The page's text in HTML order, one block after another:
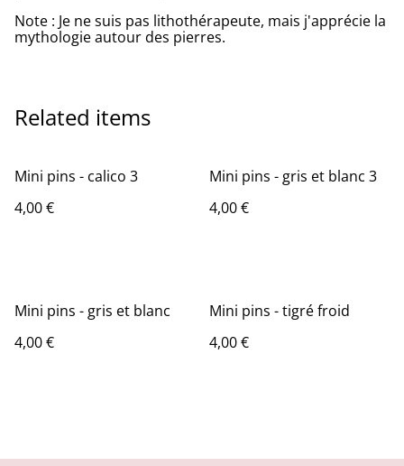
Note : Je ne suis pas lithothérapeute, mais j'apprécie la
mythologie autour des pierres.
Related items
Mini pins - calico 3
4,00 €
Mini pins - gris et blanc 3
4,00 €
Mini pins - gris et blanc
4,00 €
Mini pins - tigré froid
4,00 €